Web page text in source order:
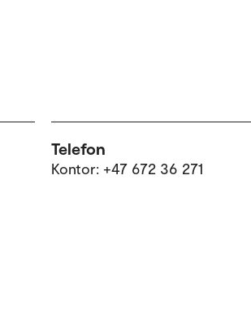
Telefon
Kontor: +47 672 36 271